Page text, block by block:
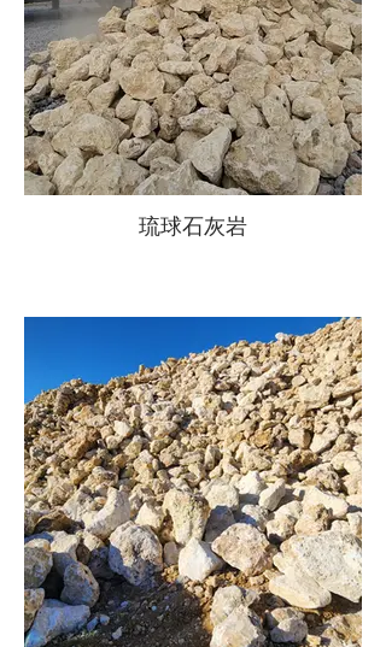
琉球石灰岩